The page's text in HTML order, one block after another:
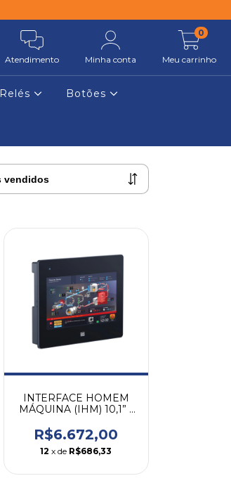
Atendimento Minha conta Meu carrinho
0
Relés Botões
INTERFACE HOMEM
MÁQUINA (IHM) 10,1” -
R$6.672,00
12 x de R$686,33